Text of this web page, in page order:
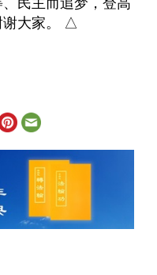
民主而追梦，登高
谢大家。 △